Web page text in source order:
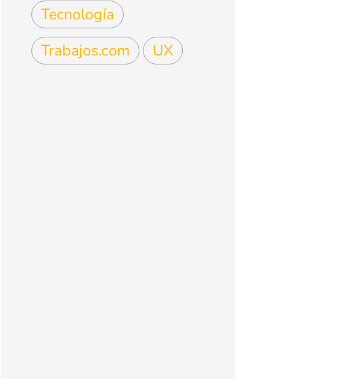
Tecnología
Trabajos.com
UX